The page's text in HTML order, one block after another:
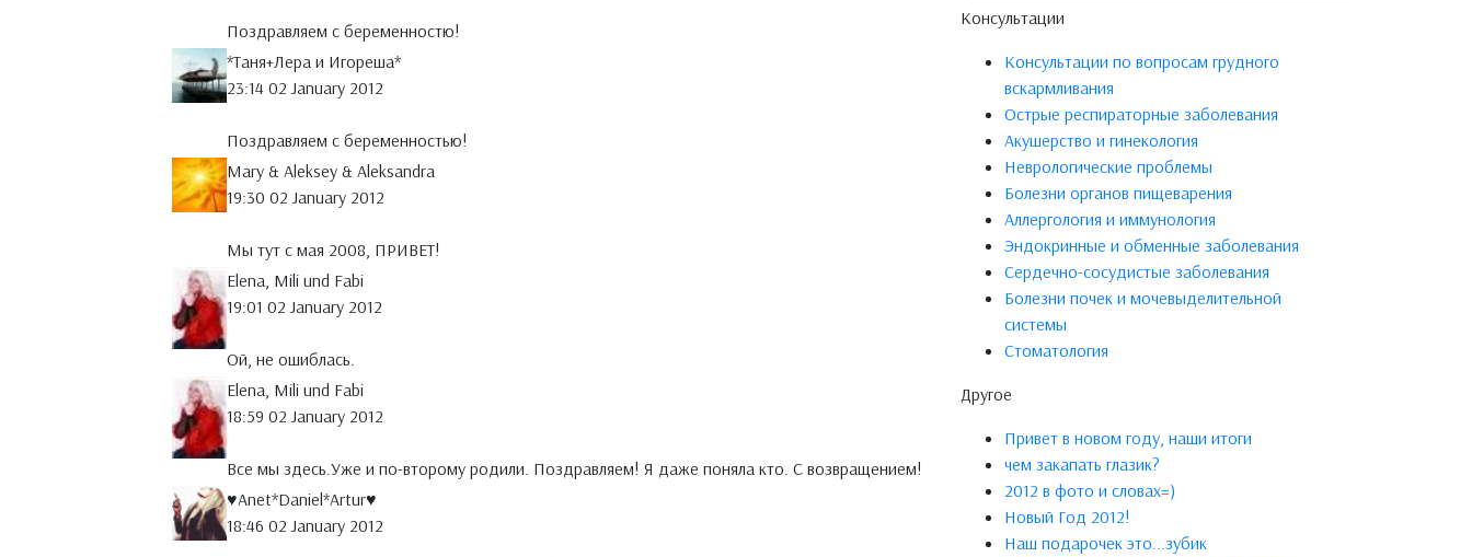
Поздравляем с беременностю!
*Таня+Лера и Игореша*
23:14 02 January 2012
Поздравляем с беременностью!
Mary & Aleksey & Aleksandra
19:30 02 January 2012
Мы тут с мая 2008, ПРИВЕТ!
Elena, Mili und Fabi
19:01 02 January 2012
Ой, не ошиблась.
Elena, Mili und Fabi
18:59 02 January 2012
Все мы здесь.Уже и по-второму родили. Поздравляем! Я даже поняла кто. С возвращением!
♥Anet*Daniel*Artur♥
18:46 02 January 2012
Консультации
Консультации по вопросам грудного
вскармливания
Острые респираторные заболевания
Акушерство и гинекология
Неврологические проблемы
Болезни органов пищеварения
Аллергология и иммунология
Эндокринные и обменные заболевания
Сердечно-сосудистые заболевания
Болезни почек и мочевыделительной
системы
Стоматология
Другое
Привет в новом году, наши итоги
чем закапать глазик?
2012 в фото и словах=)
Новый Год 2012!
Наш подарочек это...зубик